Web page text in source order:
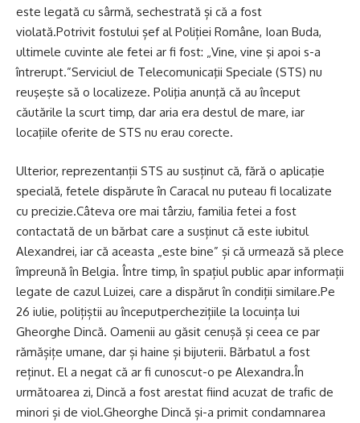
este legată cu sârmă, sechestrată și că a fost
violată.Potrivit fostului șef al Poliției Române, Ioan Buda,
ultimele cuvinte ale fetei ar fi fost: „Vine, vine şi apoi s-a
întrerupt.”Serviciul de Telecomunicaţii Speciale (STS) nu
reuşeşte să o localizeze. Poliţia anunţă că au început
căutările la scurt timp, dar aria era destul de mare, iar
locaţiile oferite de STS nu erau corecte.
Ulterior, reprezentanții STS au susținut că, fără o aplicaţie
specială, fetele dispărute în Caracal nu puteau fi localizate
cu precizie.Câteva ore mai târziu, familia fetei a fost
contactată de un bărbat care a susținut că este iubitul
Alexandrei, iar că aceasta „este bine” și că urmează să plece
împreună în Belgia. Între timp, în spațiul public apar informații
legate de cazul Luizei, care a dispărut în condiții similare.Pe
26 iulie, polițiștii au începutperchezițiile la locuința lui
Gheorghe Dincă. Oamenii au găsit cenușă și ceea ce par
rămășițe umane, dar și haine și bijuterii. Bărbatul a fost
reținut. El a negat că ar fi cunoscut-o pe Alexandra.În
următoarea zi, Dincă a fost arestat fiind acuzat de trafic de
minori și de viol.Gheorghe Dincă și-a primit condamnarea